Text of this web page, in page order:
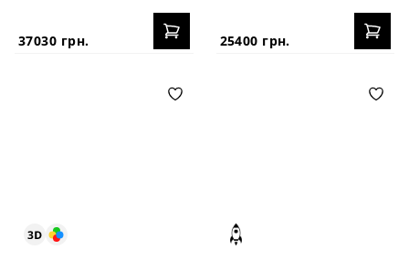
37030 грн. 25400 грн.